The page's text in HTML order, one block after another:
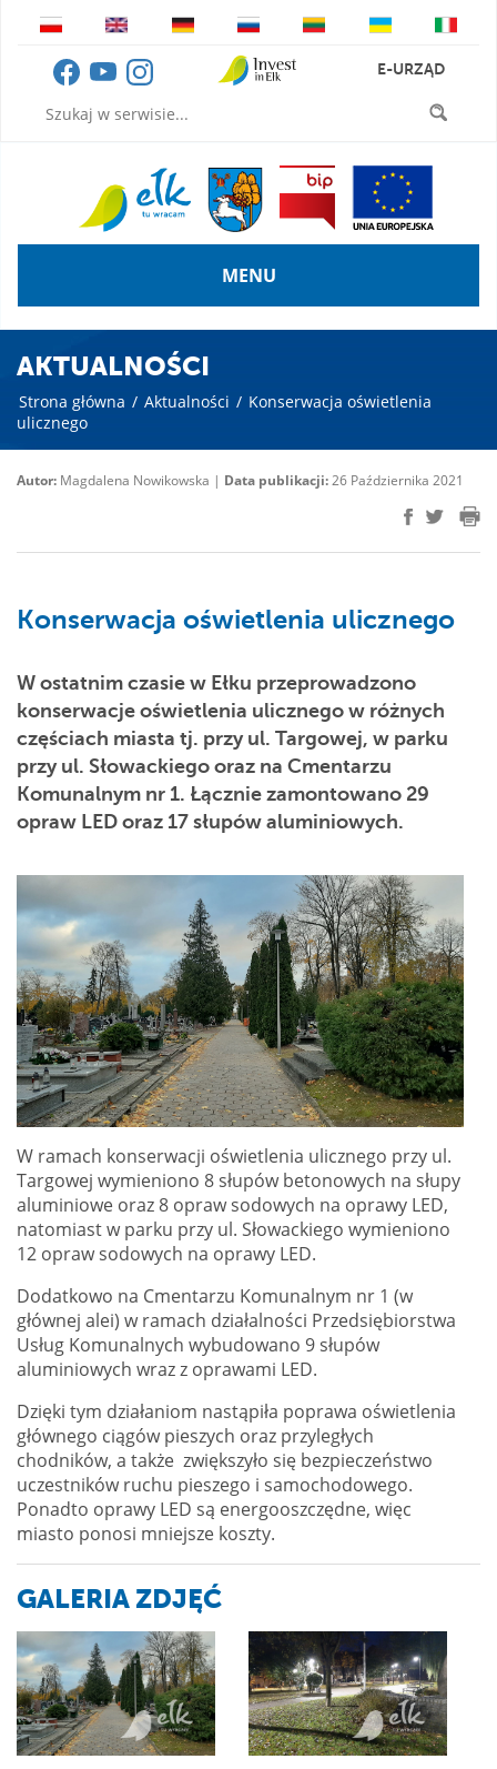
E-URZĄD
MENU
AKTUALNOŚCI
Strona główna / Aktualności / Konserwacja oświetlenia
ulicznego
Autor: Magdalena Nowikowska | Data publikacji:26 Października 2021
Konserwacja oświetlenia ulicznego
W ostatnim czasie w Ełku przeprowadzono
konserwacje oświetlenia ulicznego w różnych
częściach miasta tj. przy ul. Targowej, w parku
przy ul. Słowackiego oraz na Cmentarzu
Komunalnym nr 1. Łącznie zamontowano 29
opraw LED oraz 17 słupów aluminiowych.
W ramach konserwacji oświetlenia ulicznego przy ul.
Targowej wymieniono 8 słupów betonowych na słupy
aluminiowe oraz 8 opraw sodowych na oprawy LED,
natomiast w parku przy ul. Słowackiego wymieniono
12 opraw sodowych na oprawy LED.
Dodatkowo na Cmentarzu Komunalnym nr 1 (w
głównej alei) w ramach działalności Przedsiębiorstwa
Usług Komunalnych wybudowano 9 słupów
aluminiowych wraz z oprawami LED.
Dzięki tym działaniom nastąpiła poprawa oświetlenia
głównego ciągów pieszych oraz przyległych
chodników, a także zwiększyło się bezpieczeństwo
uczestników ruchu pieszego i samochodowego.
Ponadto oprawy LED są energooszczędne, więc
miasto ponosi mniejsze koszty.
GALERIA ZDJĘĆ